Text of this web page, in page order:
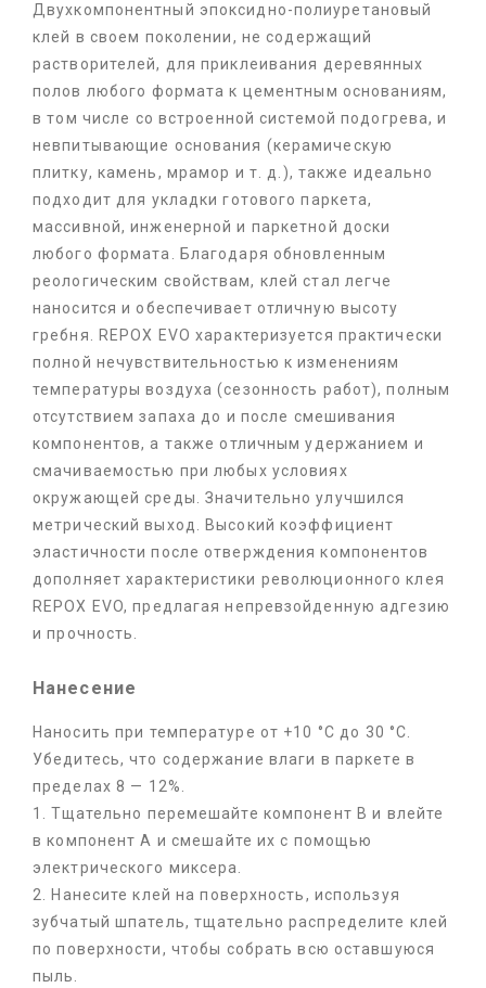
Двухкомпонентный эпоксидно-полиуретановый
клей в своем поколении, не содержащий
растворителей, для приклеивания деревянных
полов любого формата к цементным основаниям,
в том числе со встроенной системой подогрева, и
невпитывающие основания (керамическую
плитку, камень, мрамор и т. д.), также идеально
подходит для укладки готового паркета,
массивной, инженерной и паркетной доски
любого формата. Благодаря обновленным
реологическим свойствам, клей стал легче
наносится и обеспечивает отличную высоту
гребня. REPOX EVO характеризуется практически
полной нечувствительностью к изменениям
температуры воздуха (сезонность работ), полным
отсутствием запаха до и после смешивания
компонентов, а также отличным удержанием и
смачиваемостью при любых условиях
окружающей среды. Значительно улучшился
метрический выход. Высокий коэффициент
эластичности после отверждения компонентов
дополняет характеристики революционного клея
REPOX EVO, предлагая непревзойденную адгезию
и прочность.
Нанесение
Наносить при температуре от +10 °C до 30 °C.
Убедитесь, что содержание влаги в паркете в
пределах 8 — 12%.
1. Тщательно перемешайте компонент B и влейте
в компонент A и смешайте их с помощью
электрического миксера.
2. Нанесите клей на поверхность, используя
зубчатый шпатель, тщательно распределите клей
по поверхности, чтобы собрать всю оставшуюся
пыль.